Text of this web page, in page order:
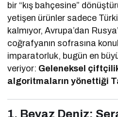
bir “kış bahçesine”
yetişen ürünler sadece
kalmıyor, Avrupa’dan
coğrafyanın sofrasına
imparatorluk, bugün en
veriyor: Geleneksel
algoritmaların yönettiği
1. Beyaz Deniz: